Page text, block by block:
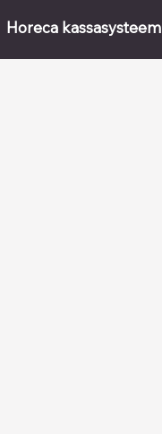
Horeca kassasysteem